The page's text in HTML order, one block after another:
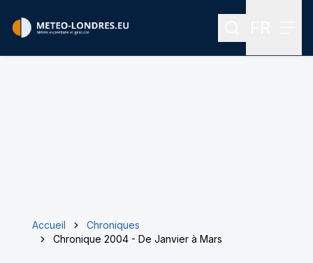
Rechercher
Accueil
Chroniques
Chronique 2004 - De Janvier à Mars